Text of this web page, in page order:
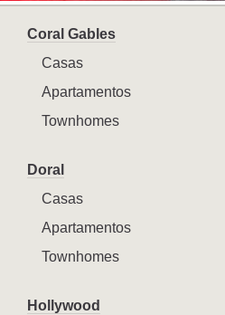
Coral Gables
Casas
Apartamentos
Townhomes
Doral
Casas
Apartamentos
Townhomes
Hollywood